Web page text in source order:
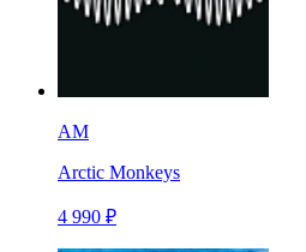
AM
Arctic Monkeys
4 990 ₽